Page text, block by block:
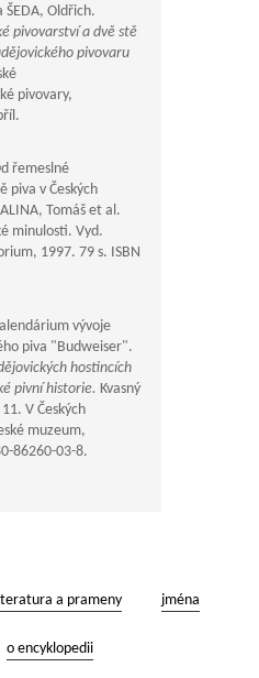
ŠEDA, Oldřich.
pivovarství a dvě stě
pivovaru
pivovary,
řemeslné
piva v Českých
Tomáš et al.
minulosti. Vyd.
1997. 79 s. ISBN
vývoje
piva "Budweiser".
hostincích
pivní historie. Kvasný
V Českých
muzeum,
86260-03-8.
a prameny jména
o encyklopedii